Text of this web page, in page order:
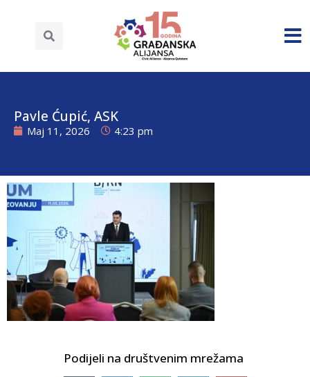
Pavle Ćupić, ASK
Maj 11, 2026 4:23 pm
Podijeli na društvenim mrežama